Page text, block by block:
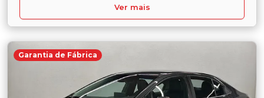
Ver mais
Garantia de Fábrica